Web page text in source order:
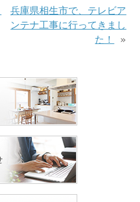
兵庫県相生市で、テレビア
ンテナ工事に行ってきまし
た！
»